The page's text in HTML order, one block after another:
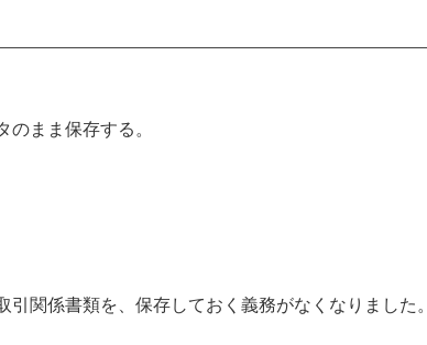
まま保存する。
関係書類を、保存しておく義務がなくなりました。